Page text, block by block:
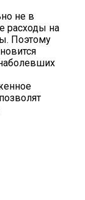
не в
расходы на
Поэтому